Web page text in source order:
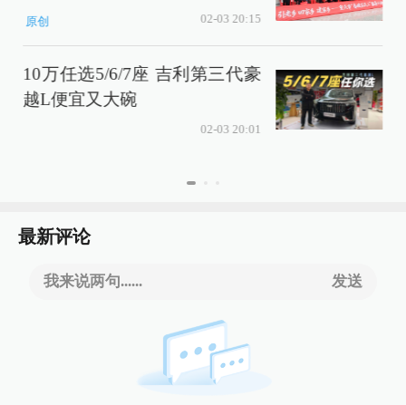
原创 02-03 20:15
10万任选5/6/7座 吉利第三代豪
越L便宜又大碗
02-03 20:01
最新评论
我来说两句...... 发送